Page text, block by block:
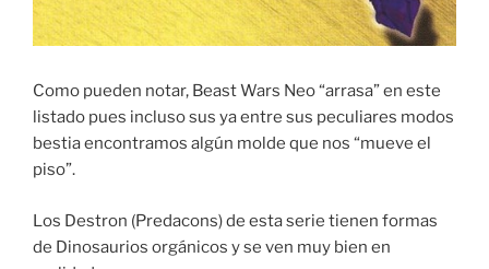
Como pueden notar, Beast Wars Neo “arrasa” en este
listado pues incluso sus ya entre sus peculiares modos
bestia encontramos algún molde que nos “mueve el
piso”.
Los Destron (Predacons) de esta serie tienen formas
de Dinosaurios orgánicos y se ven muy bien en